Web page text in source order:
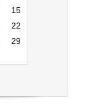
15
22
29